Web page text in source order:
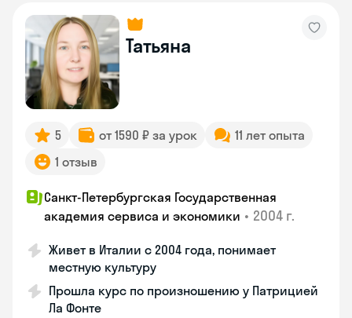
Татьяна
5 от 1590 ₽ за урок
11 лет опыта
1 отзыв
Санкт-Петербургская Государственная
академия сервиса и экономики • 2004 г.
Живет в Италии с 2004 года, понимает
местную культуру
Прошла курс по произношению у Патрицией
Ла Фонте